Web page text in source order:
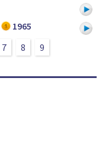
1965
7 8 9